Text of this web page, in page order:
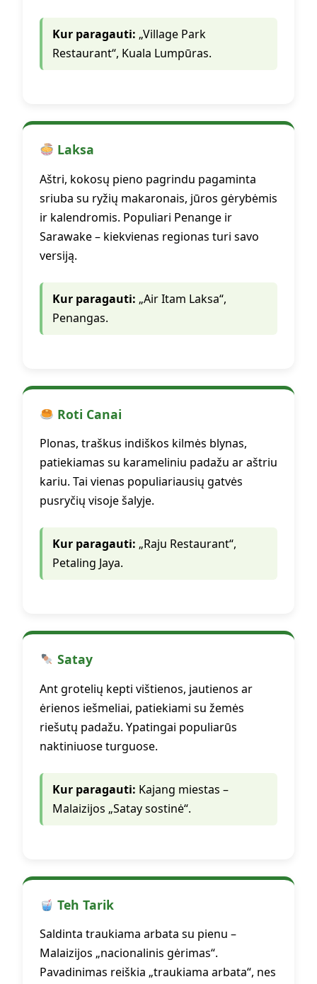
Kur paragauti: „Village Park
Restaurant“, Kuala Lumpūras.
Laksa
Aštri, kokosų pieno pagrindu pagaminta
sriuba su ryžių makaronais, jūros gėrybėmis
ir kalendromis. Populiari Penange ir
Sarawake – kiekvienas regionas turi savo
versiją.
Kur paragauti: „Air Itam Laksa“,
Penangas.
Roti Canai
Plonas, traškus indiškos kilmės blynas,
patiekiamas su karameliniu padažu ar aštriu
kariu. Tai vienas populiariausių gatvės
pusryčių visoje šalyje.
Kur paragauti: „Raju Restaurant“,
Petaling Jaya.
Satay
Ant grotelių kepti vištienos, jautienos ar
ėrienos iešmeliai, patiekiami su žemės
riešutų padažu. Ypatingai populiarūs
naktiniuose turguose.
Kur paragauti: Kajang miestas –
Malaizijos „Satay sostinė“.
Teh Tarik
Saldinta traukiama arbata su pienu –
Malaizijos „nacionalinis gėrimas“.
Pavadinimas reiškia „traukiama arbata“, nes